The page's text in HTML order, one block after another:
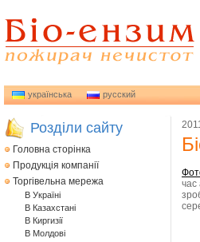
українська русский
Розділи сайту
Головна сторінка
Продукція компанії
Торгівельна мережа
В Україні
В Казахстані
В Киргизії
В Молдові
час